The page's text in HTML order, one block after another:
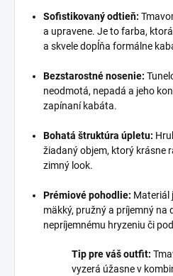
Sofistikovaný odtieň:
a upravene. Je to farba,
a skvele dopĺňa formálne
Bezstarostné nosenie:
neodmotá, nepadá a jeho
zapínaní kabáta.
Bohatá štruktúra úpletu:
žiadaný objem, ktorý krásne
zimný look.
Prémiové pohodlie: Materiál
mäkký, pružný a príjemný na
nepríjemnému hryzeniu či
Tip pre váš outfit:
vyzerá úžasne v